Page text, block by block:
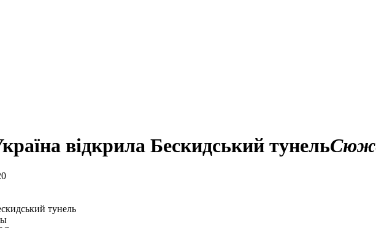
відкрила Бескидський тунель